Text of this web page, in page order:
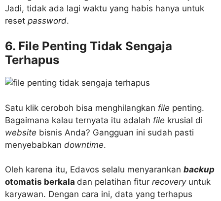
Jadi, tidak ada lagi waktu yang habis hanya untuk
reset password.
6. File Penting Tidak Sengaja
Terhapus
Satu klik ceroboh bisa menghilangkan file penting.
Bagaimana kalau ternyata itu adalah file krusial di
website bisnis Anda? Gangguan ini sudah pasti
menyebabkan downtime.
Oleh karena itu, Edavos selalu menyarankan backup
otomatis berkala dan pelatihan fitur recovery untuk
karyawan. Dengan cara ini, data yang terhapus